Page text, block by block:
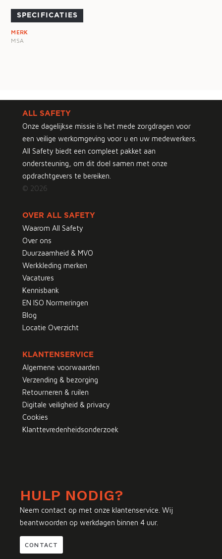
SPECIFICATIES
MERK
MSA
ALL SAFETY
Onze dagelijkse missie is het mede zorgdragen voor
een veilige werkomgeving voor u en uw medewerkers.
All Safety biedt een compleet pakket aan
ondersteuning, om dit doel samen met onze
opdrachtgevers te bereiken.
© 2026
OVER ALL SAFETY
Waarom All Safety
Over ons
Duurzaamheid & MVO
Werkkleding merken
Vacatures
Kennisbank
EN ISO Normeringen
Blog
Locatie Overzicht
KLANTENSERVICE
Algemene voorwaarden
Verzending & bezorging
Retourneren & ruilen
Digitale veiligheid & privacy
Cookies
Klanttevredenheidsonderzoek
HULP NODIG?
Neem contact op met onze klantenservice. Wij
beantwoorden op werkdagen binnen 4 uur.
CONTACT